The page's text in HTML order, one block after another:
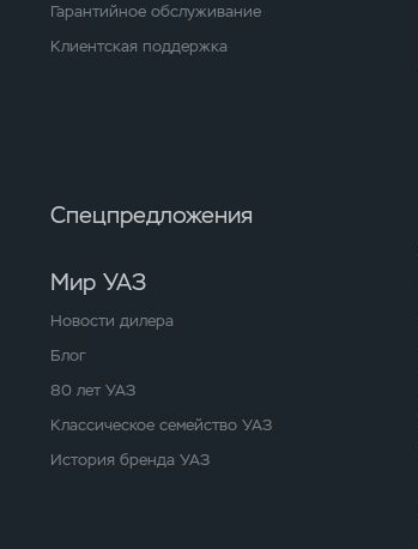
Гарантийное обслуживание
Клиентская поддержка
Спецпредложения
Мир УАЗ
Новости дилера
Блог
80 лет УАЗ
Классическое семейство УАЗ
История бренда УАЗ